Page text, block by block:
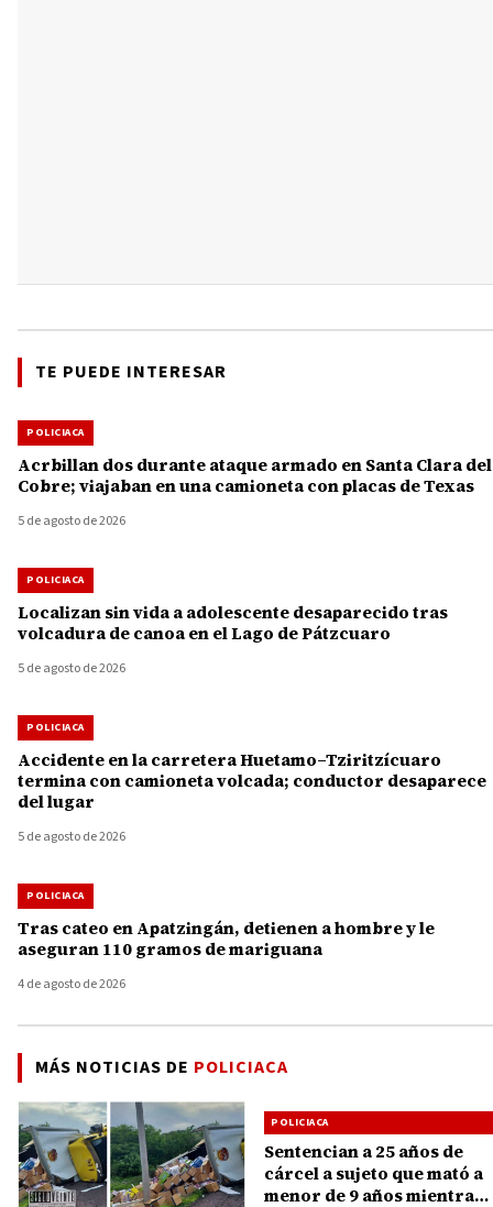
TE PUEDE INTERESAR
POLICIACA
Acrbillan dos durante ataque armado en Santa Clara del
Cobre; viajaban en una camioneta con placas de Texas
5 de agosto de 2026
POLICIACA
Localizan sin vida a adolescente desaparecido tras
volcadura de canoa en el Lago de Pátzcuaro
5 de agosto de 2026
POLICIACA
Accidente en la carretera Huetamo–Tziritzícuaro
termina con camioneta volcada; conductor desaparece
del lugar
5 de agosto de 2026
POLICIACA
Tras cateo en Apatzingán, detienen a hombre y le
aseguran 110 gramos de mariguana
4 de agosto de 2026
MÁS NOTICIAS DE POLICIACA
POLICIACA
Sentencian a 25 años de
cárcel a sujeto que mató a
menor de 9 años mientras